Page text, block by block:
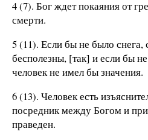
4 (7). Бог ждет покаяния от
смерти.
5 (11). Если бы не было
бесполезны, [так] и если бы
человек не имел бы значения.
6 (13). Человек есть
посредник между Богом и
праведен.